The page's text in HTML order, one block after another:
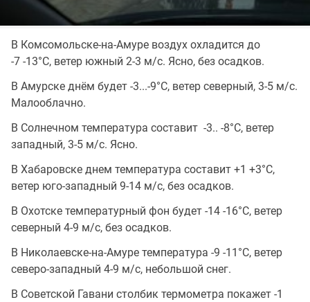
В Комсомольске-на-Амуре воздух охладится до
-7 -13°C, ветер южный 2-3 м/с. Ясно, без осадков.
В Амурске днём будет -3...-9°C, ветер северный, 3-5 м/с.
Малооблачно.
В Солнечном температура составит -3.. -8°C, ветер
западный, 3-5 м/с. Ясно.
В Хабаровске днем температура составит +1 +3°C,
ветер юго-западный 9-14 м/с, без осадков.
В Охотске температурный фон будет -14 -16°C, ветер
северный 4-9 м/с, без осадков.
В Николаевске-на-Амуре температура -9 -11°C, ветер
северо-западный 4-9 м/с, небольшой снег.
В Советской Гавани столбик термометра покажет -1